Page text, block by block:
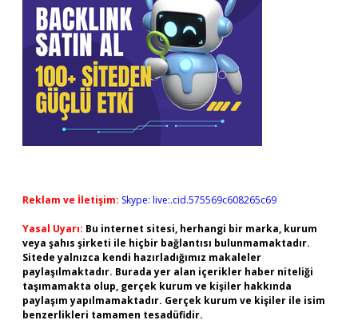
Reklam ve İletişim: Skype: live:.cid.575569c608265c69
Yasal Uyarı: Bu internet sitesi, herhangi bir marka, kurum
veya şahıs şirketi ile hiçbir bağlantısı bulunmamaktadır.
Sitede yalnızca kendi hazırladığımız makaleler
paylaşılmaktadır. Burada yer alan içerikler haber niteliği
taşımamakta olup, gerçek kurum ve kişiler hakkında
paylaşım yapılmamaktadır. Gerçek kurum ve kişiler ile isim
benzerlikleri tamamen tesadüfidir.